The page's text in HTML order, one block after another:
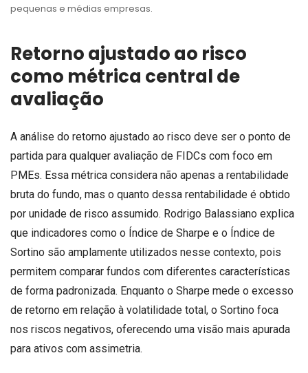
pequenas e médias empresas.
Retorno ajustado ao risco
como métrica central de
avaliação
A análise do retorno ajustado ao risco deve ser o ponto de
partida para qualquer avaliação de FIDCs com foco em
PMEs. Essa métrica considera não apenas a rentabilidade
bruta do fundo, mas o quanto dessa rentabilidade é obtido
por unidade de risco assumido. Rodrigo Balassiano explica
que indicadores como o Índice de Sharpe e o Índice de
Sortino são amplamente utilizados nesse contexto, pois
permitem comparar fundos com diferentes características
de forma padronizada. Enquanto o Sharpe mede o excesso
de retorno em relação à volatilidade total, o Sortino foca
nos riscos negativos, oferecendo uma visão mais apurada
para ativos com assimetria.